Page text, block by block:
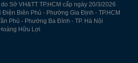
Sở VH&TT TP.HCM cấp ngày 20/3/2026
Điện Biên Phủ - Phường Gia Định - TP.HCM
Phú - Phường Ba Đình - TP. Hà Nội
Hữu Lợi